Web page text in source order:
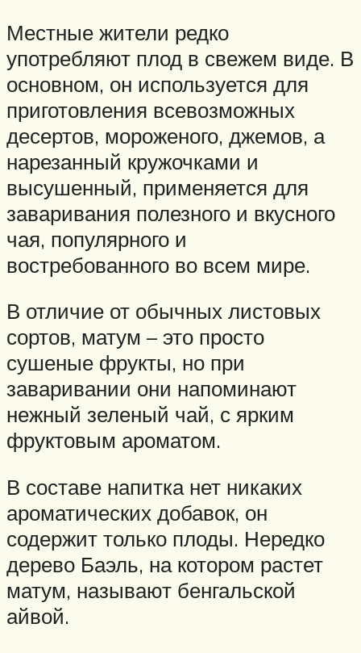
Местные жители редко
употребляют плод в свежем виде. В
основном, он используется для
приготовления всевозможных
десертов, мороженого, джемов, а
нарезанный кружочками и
высушенный, применяется для
заваривания полезного и вкусного
чая, популярного и
востребованного во всем мире.
В отличие от обычных листовых
сортов, матум – это просто
сушеные фрукты, но при
заваривании они напоминают
нежный зеленый чай, с ярким
фруктовым ароматом.
В составе напитка нет никаких
ароматических добавок, он
содержит только плоды. Нередко
дерево Баэль, на котором растет
матум, называют бенгальской
айвой.